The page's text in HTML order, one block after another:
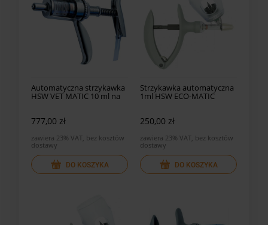
Automatyczna strzykawka
HSW VET MATIC 10 ml na
777,00 zł
zawiera 23% VAT, bez kosztów
dostawy
DO KOSZYKA
Strzykawka automatyczna
1ml HSW ECO-MATIC
250,00 zł
zawiera 23% VAT, bez kosztów
dostawy
DO KOSZYKA